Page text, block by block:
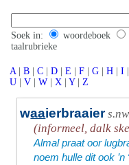
Soek in: woordeboek
taalrubrieke
A | B | C | D | E | F | G | H | I |
U | V | W | X | Y | Z
waaierbraaier
(informeel, dalk
Almal praat oor
noem hulle dit ook